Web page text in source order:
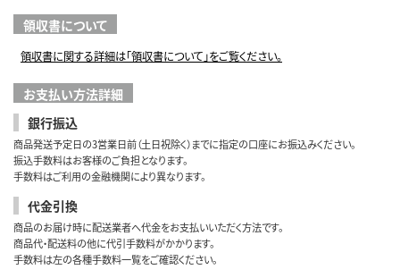
領収書について
領収書に関する詳細は「領収書について」をご覧ください。
お支払い方法詳細
銀行振込
商品発送予定日の3営業日前（土日祝除く）までに指定の口座にお振込みください。
振込手数料はお客様のご負担となります。
手数料はご利用の金融機関により異なります。
代金引換
商品のお届け時に配送業者へ代金をお支払いいただく方法です。
商品代・配送料の他に代引手数料がかかります。
手数料は左の各種手数料一覧をご確認ください。